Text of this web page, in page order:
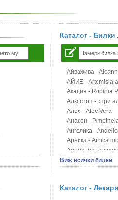
Каталог - Билки
Айважива -
АЙИЕ - Artemisia
Акация - Robinia
Алкостоп - спри
Алое - Aloe Vera
Анасон -
Ангелика -
Арника - Arnica
Ароматна
Арония - Sorbus
Блатен аир -
Виж всички билки
Каталог - Лекари